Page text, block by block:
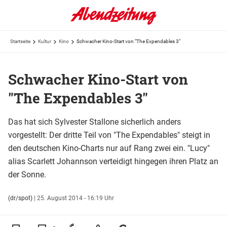
Startseite Kultur Kino Schwacher Kino-Start von "The Expendables 3"
Schwacher Kino-Start von
"The Expendables 3"
Das hat sich Sylvester Stallone sicherlich anders
vorgestellt: Der dritte Teil von "The Expendables" steigt in
den deutschen Kino-Charts nur auf Rang zwei ein. "Lucy"
alias Scarlett Johannson verteidigt hingegen ihren Platz an
der Sonne.
(dr/spot) | 25. August 2014 - 16:19 Uhr